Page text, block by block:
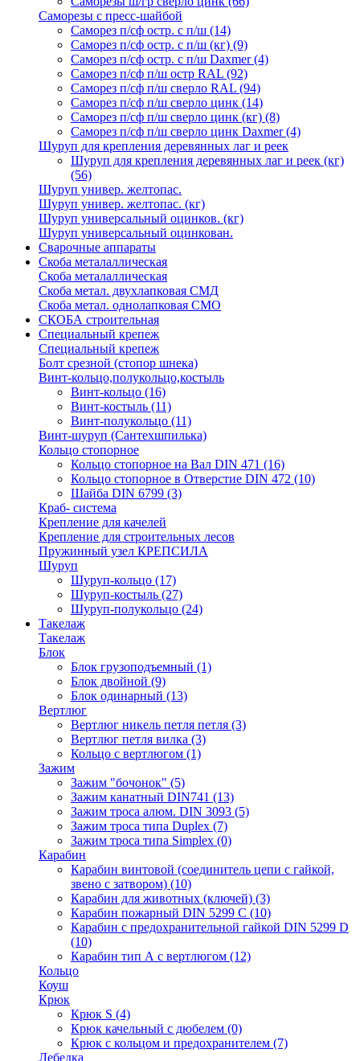
Саморезы с пресс-шайбой
Саморез п/сф остр. с п/ш (14)
Саморез п/сф остр. с п/ш (кг) (9)
Саморез п/сф остр. с п/ш Daxmer(4)
Саморез п/сф п/ш остр RAL (92)
Саморез п/сф п/ш сверло RAL (94)
Саморез п/сф п/ш сверло цинк (14)
Саморез п/сф п/ш сверло цинк (кг) (8)
Саморез п/сф п/ш сверло цинк Daxmer(4)
Шуруп для крепления деревянных лаг и реек
Шуруп для крепления деревянных лаг и реек (кг)
(56)
Шуруп универ. желтопас.
Шуруп универ. желтопас. (кг)
Шуруп универсальный оцинков. (кг)
Шуруп универсальный оцинкован.
Сварочные аппараты
Скоба металаллическая
Скоба металаллическая
Скоба метал. двухлапковая СМД
Скоба метал. однолапковая СМО
СКОБА строительная
Специальный крепеж
Специальный крепеж
Болт срезной (стопор шнека)
Винт-кольцо,полукольцо,костыль
Винт-кольцо (16)
Винт-костыль (11)
Винт-полукольцо (11)
Винт-шуруп (Сантехшпилька)
Кольцо стопорное
Кольцо cтопорное на Вал DIN 471 (16)
Кольцо стопорное в Отверстие DIN 472 (10)
Шайба DIN 6799 (3)
Краб- система
Крепление для качелей
Крепление для строительных лесов
Пружинный узел КРЕПСИЛА
Шуруп
Шуруп-кольцо (17)
Шуруп-костыль (27)
Шуруп-полукольцо (24)
Такелаж
Такелаж
Блок
Блок грузоподъемный (1)
Блок двойной (9)
Блок одинарный (13)
Вертлюг
Вертлюг никель петля петля (3)
Вертлюг петля вилка (3)
Кольцо с вертлюгом (1)
Зажим
Зажим "бочонок" (5)
Зажим канатный DIN741 (13)
Зажим троса алюм. DIN 3093 (5)
Зажим троса типа Duplex (7)
Зажим троса типа Simplex (0)
Карабин
Карабин винтовой (соединитель цепи с гайкой,
звено с затвором) (10)
Карабин для животных (ключей) (3)
Карабин пожарный DIN 5299 C (10)
Карабин с предохранительной гайкой DIN 5299 D
(10)
Карабин тип А с вертлюгом (12)
Кольцо
Коуш
Крюк
Крюк S (4)
Крюк качельный с дюбелем (0)
Крюк с кольцом и предохранителем (7)
Лебедка